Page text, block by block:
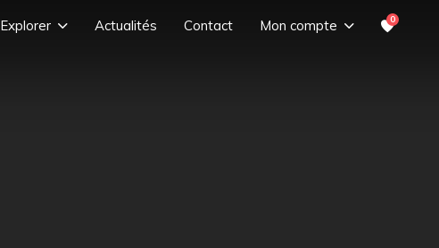
Explorer Actualités Contact Mon compte 0